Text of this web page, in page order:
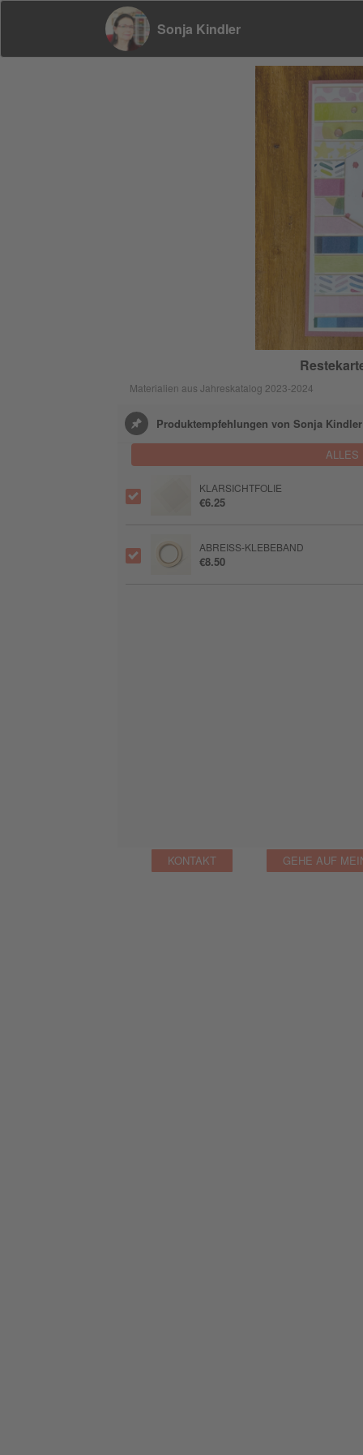
Sonja Kindler
Materialien aus Jahreskatalog 2023-2024
Produktempfehlungen von Sonja Kindler
ALLES
KLARSICHTFOLIE
€6.25
ABREISS-KLEBEBAND
€8.50
KONTAKT GEHE AUF